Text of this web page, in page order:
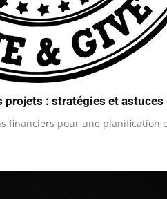
projets : stratégies et astuces
financiers pour une planification